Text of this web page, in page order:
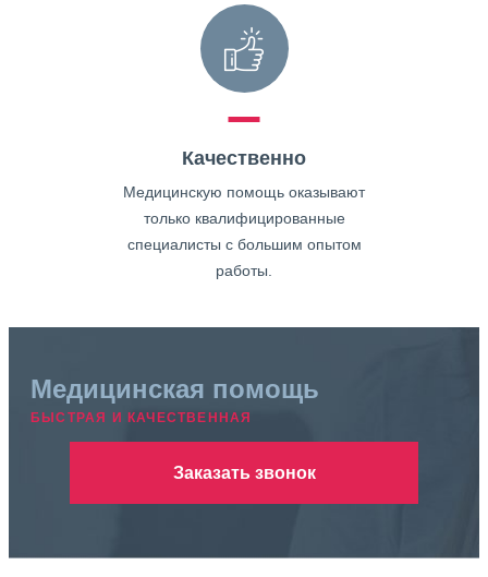
Качественно
Медицинскую помощь оказывают
только квалифицированные
специалисты с большим опытом
работы.
Медицинская помощь
БЫСТРАЯ И КАЧЕСТВЕННАЯ
Заказать звонок